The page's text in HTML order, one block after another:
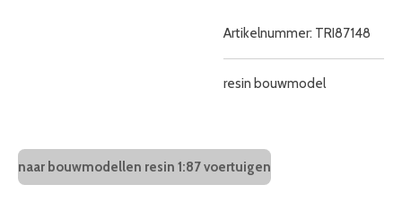
Artikelnummer: TRI87148
resin bouwmodel
naar bouwmodellen resin 1:87 voertuigen